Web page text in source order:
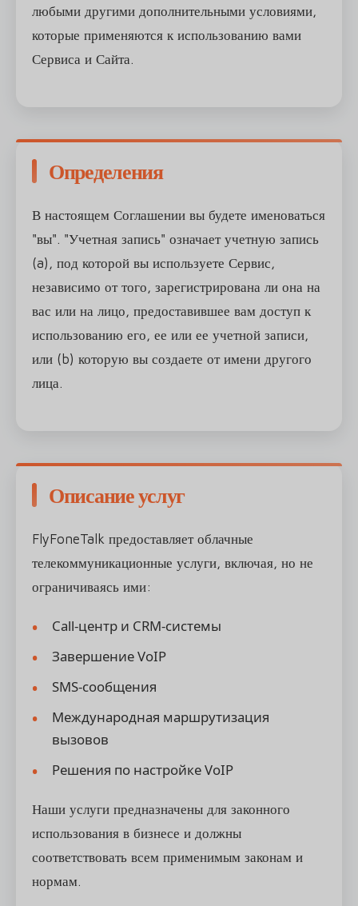
любыми другими дополнительными условиями,
которые применяются к использованию вами
Сервиса и Сайта.
Определения
В настоящем Соглашении вы будете именоваться
"вы". "Учетная запись" означает учетную запись
(a), под которой вы используете Сервис,
независимо от того, зарегистрирована ли она на
вас или на лицо, предоставившее вам доступ к
использованию его, ее или ее учетной записи,
или (b) которую вы создаете от имени другого
лица.
Описание услуг
FlyFoneTalk предоставляет облачные
телекоммуникационные услуги, включая, но не
ограничиваясь ими:
Call-центр и CRM-системы
Завершение VoIP
SMS-сообщения
Международная маршрутизация
вызовов
Решения по настройке VoIP
Наши услуги предназначены для законного
использования в бизнесе и должны
соответствовать всем применимым законам и
нормам.